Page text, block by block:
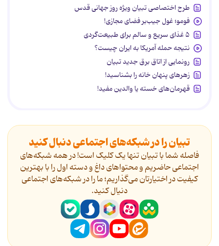
طرح اختصاصی تبیان ویژه روز جهانی قدس
فومو؛ غول جیب‌بر فضای مجازی!
۵ غذای سریع و سالم برای طبیعت‌گردی
نتیجه حمله آمریکا به ایران چیست؟
رونمایی از اتاق برق جدید تبیان
زهرهای پنهان خانه را بشناسید!
قهرمان‌های خسته یا والدین مفید!
تبیان را در شبکه‌های اجتماعی دنبال کنید
فاصله شما با تبیان تنها یک کلیک است! در همه شبکه‌های
اجتماعی حاضریم و محتواهای داغ و دسته اول را با بهترین
کیفیت در اختیارتان می‌گذاریم؛ ما را در شبکه‌های اجتماعی
دنیال کنید.